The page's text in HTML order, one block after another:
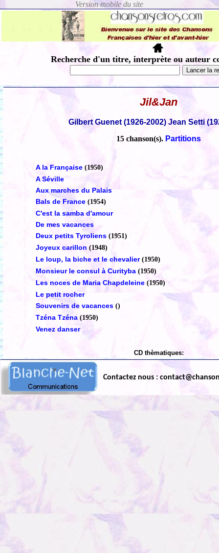
Recherche d'un titre, interprète ou auteur
Jil&Jan
Gilbert Guenet (1926-2002) Jean Setti
15 chanson(s). Partitions
A la Française (1950)
A Séville
Aux marches du Palais
Bals de France (1954)
C'est la samba d'amour
De mes vacances
Deux petits Tyroliens (1951)
Joyeux carillon (1948)
Le loup, la biche et le chevalier (1950)
Monsieur le consul à Curityba (1950)
Les noces de Maria Chapdeleine (1950)
Le petit rocher
Souvenirs de vacances ()
Tzéna Tzéna (1950)
Venez danser
CD thèmatiques:
Contactez nous :